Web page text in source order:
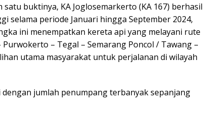
buktinya, KA Joglosemarkerto (KA 167) berhasil
selama periode Januari hingga September 2024,
ini menempatkan kereta api yang melayani rute
– Tegal – Semarang Poncol / Tawang –
utama masyarakat untuk perjalanan di wilayah
jumlah penumpang terbanyak sepanjang